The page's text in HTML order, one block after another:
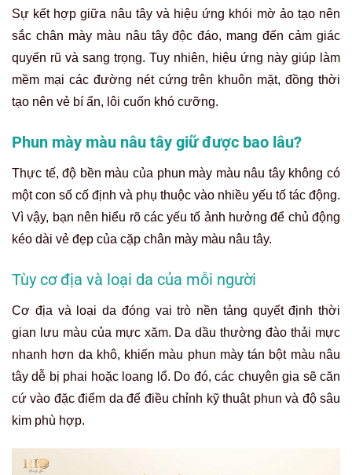
Sự kết hợp giữa nâu tây và hiệu ứng khói mờ ảo tạo nên
sắc chân mày màu nâu tây độc đáo, mang đến cảm giác
quyến rũ và sang trọng. Tuy nhiên, hiệu ứng này giúp làm
mềm mại các đường nét cứng trên khuôn mặt, đồng thời
tạo nên vẻ bí ẩn, lôi cuốn khó cưỡng.
Phun mày màu nâu tây giữ được bao lâu?
Thực tế, độ bền màu của phun mày màu nâu tây không có
một con số cố định và phụ thuộc vào nhiều yếu tố tác động.
Vì vậy, bạn nên hiểu rõ các yếu tố ảnh hưởng để chủ động
kéo dài vẻ đẹp của cặp chân mày màu nâu tây.
Tùy cơ địa và loại da của mỗi người
Cơ địa và loại da đóng vai trò nền tảng quyết định thời
gian lưu màu của mực xăm. Da dầu thường đào thải mực
nhanh hơn da khô, khiến màu phun mày tán bột màu nâu
tây dễ bị phai hoặc loang lổ. Do đó, các chuyên gia sẽ căn
cứ vào đặc điểm da để điều chỉnh kỹ thuật phun và độ sâu
kim phù hợp.